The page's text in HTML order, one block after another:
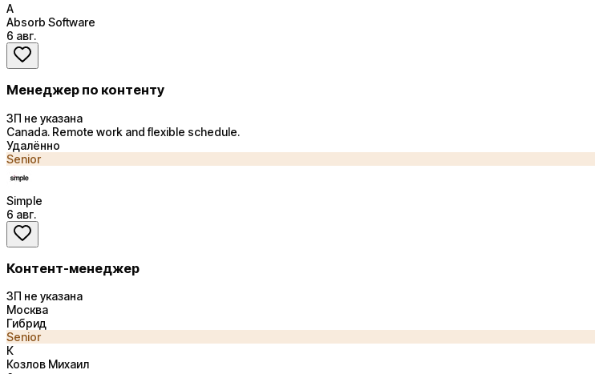
A
Absorb Software
6 авг.
Менеджер по контенту
ЗП не указана
Canada. Remote work and flexible schedule.
Удалённо
Senior
Simple
6 авг.
Контент-менеджер
ЗП не указана
Москва
Гибрид
Senior
К
Козлов Михаил